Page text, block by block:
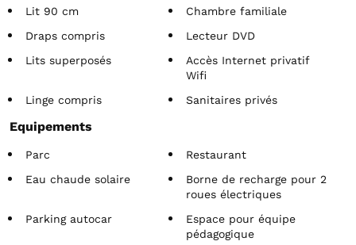
Lit 90 cm
Chambre familiale
Draps compris
Lecteur DVD
Lits superposés
Accès Internet privatif
Wifi
Linge compris
Sanitaires privés
Equipements
Parc
Restaurant
Eau chaude solaire
Borne de recharge pour 2
roues électriques
Parking autocar
Espace pour équipe
pédagogique